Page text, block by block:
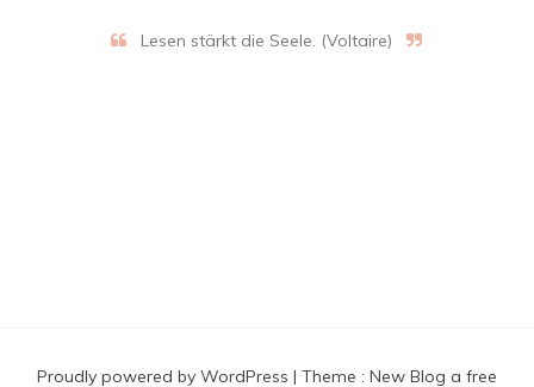
Lesen stärkt die Seele. (Voltaire)
Proudly powered by WordPress | Theme : New Blog a free